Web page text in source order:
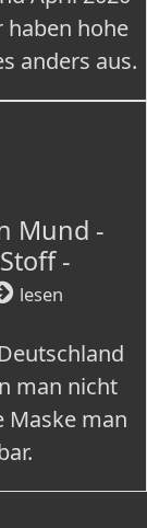
haben hohe
anders aus.
Mund -
-
lesen
man nicht
Maske man